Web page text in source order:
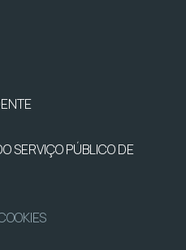
SERVIÇO PÚBLICO DE